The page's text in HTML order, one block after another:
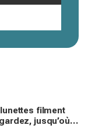
filment
jusqu’où